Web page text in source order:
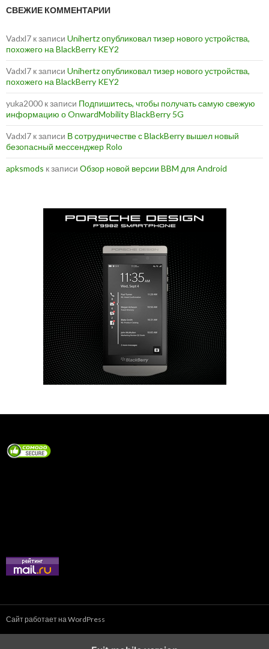
СВЕЖИЕ КОММЕНТАРИИ
Vadxl7 к записи Unihertz опубликовал тизер нового устройства,
похожего на BlackBerry KEY2
Vadxl7 к записи Unihertz опубликовал тизер нового устройства,
похожего на BlackBerry KEY2
yuka2000 к записи Подпишитесь, чтобы получать самую свежую
информацию о OnwardMobility BlackBerry 5G
Vadxl7 к записи В сотрудничестве с BlackBerry вышел новый
безопасный мессенджер Rolo
apksmods к записи Обзор новой версии BBM для Android
Сайт работает на WordPress